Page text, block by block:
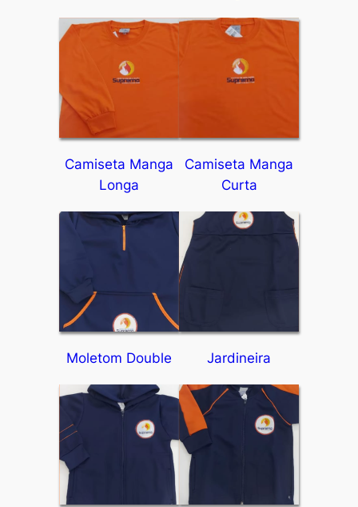
Camiseta Manga
Longa
Camiseta Manga
Curta
Moletom Double Jardineira